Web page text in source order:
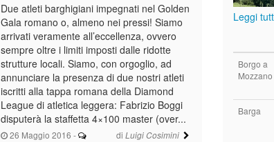
26 Maggio 2016 - di Luigi Cosimini
Due atleti barghigiani impegnati nel Golden
Gala romano o, almeno nei pressi! Siamo
arrivati veramente all’eccellenza, ovvero
sempre oltre i limiti imposti dalle ridotte
strutture locali. Siamo, con orgoglio, ad
annunciare la presenza di due nostri atleti
iscritti alla tappa romana della Diamond
League di atletica leggera: Fabrizio Boggi
disputerà la staffetta 4×100 master (over...
Leggi
Borgo a
Mozzano
Barga